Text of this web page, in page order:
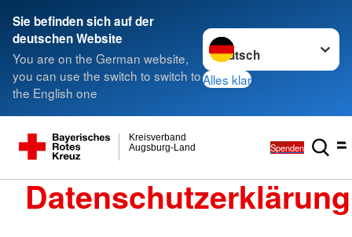
Sie befinden sich auf der
deutschen Website
You are on the German website,
you can use the switch to switch to
the English one
Sprache wechseln zu
Alles klar
Augsburg-Land
Kreisverband
Spenden
Datenschutzerklärung